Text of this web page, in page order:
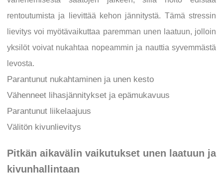
rentoutumista ja lievittää kehon jännitystä. Tämä stressin
lievitys voi myötävaikuttaa paremman unen laatuun, jolloin
yksilöt voivat nukahtaa nopeammin ja nauttia syvemmästä
levosta.
Parantunut nukahtaminen ja unen kesto
Vähenneet lihasjännitykset ja epämukavuus
Parantunut liikelaajuus
Välitön kivunlievitys
Pitkän aikavälin vaikutukset unen laatuun ja
kivunhallintaan